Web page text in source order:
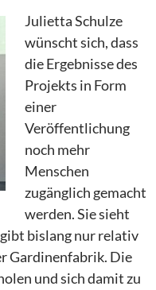
Julietta Schulze
wünscht sich, dass
die Ergebnisse des
Projekts in Form
einer
Veröffentlichung
noch mehr
Menschen
zugänglich gemacht
werden. Sie sieht
bislang nur relativ
Gardinenfabrik. Die
und sich damit zu